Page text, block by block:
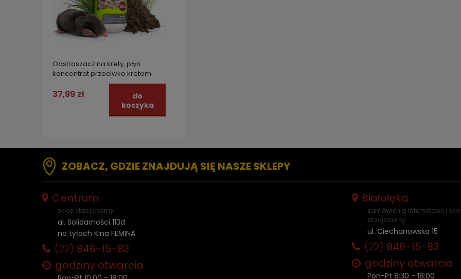
Odstraszacz na krety, płyn
koncentrat przeciwko kretom
37,99 zł
do
koszyka
ZOBACZ, GDZIE ZNAJDUJĄ SIĘ NASZE SKLEPY
Centrum
sklep stacjonarny
al. Solidarności 113d
na tyłach Kina FEMINA
(22) 846-15-83
godziny otwarcia
Białołęka
zamówienia internetowe i
stacjonarny
ul. Ciechanowska 15
(22) 846-15-83
godziny otwarcia
Pon-Pt 8:30 - 18:00